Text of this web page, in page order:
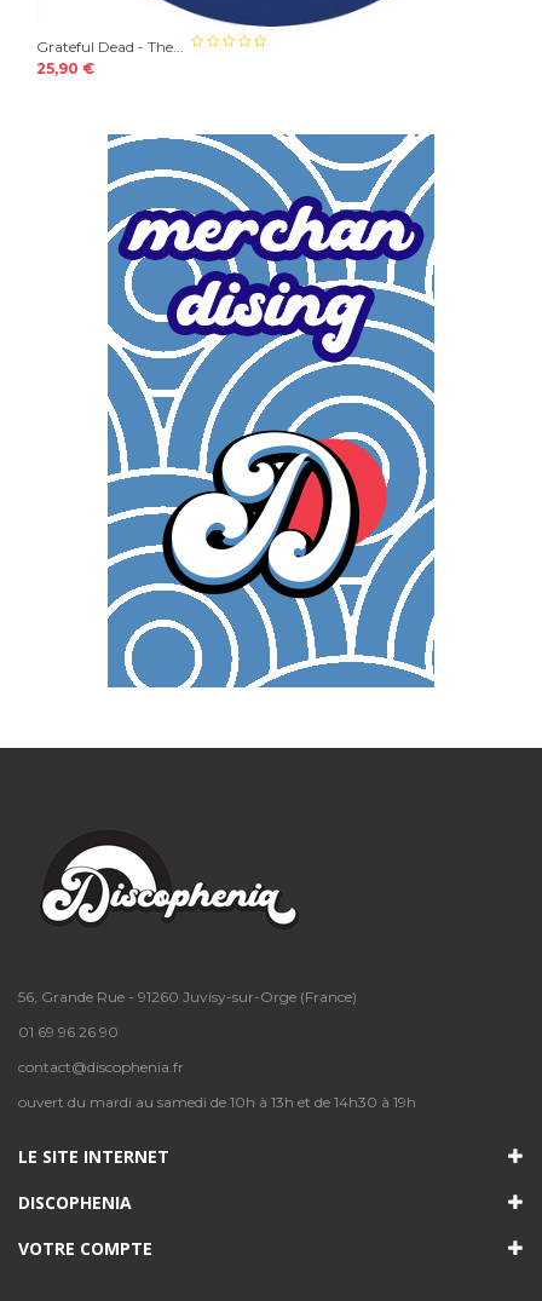
Grateful Dead - The...
25,90 €
56, Grande Rue - 91260 Juvisy-sur-Orge (France)
01 69 96 26 90
contact@discophenia.fr
ouvert du mardi au samedi de 10h à 13h et de 14h30 à 19h
LE SITE INTERNET
DISCOPHENIA
VOTRE COMPTE